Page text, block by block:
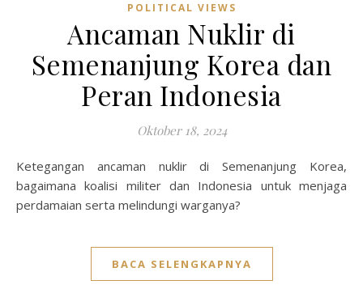
POLITICAL VIEWS
Ancaman Nuklir di
Semenanjung Korea dan
Peran Indonesia
Oktober 18, 2024
Ketegangan ancaman nuklir di Semenanjung Korea,
bagaimana koalisi militer dan Indonesia untuk menjaga
perdamaian serta melindungi warganya?
BACA SELENGKAPNYA